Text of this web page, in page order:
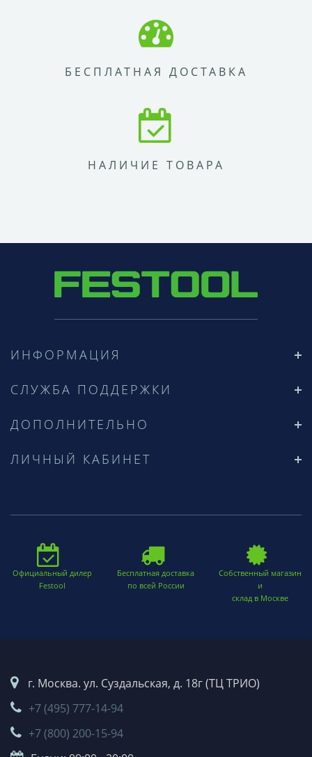
БЕСПЛАТНАЯ ДОСТАВКА
НАЛИЧИЕ ТОВАРА
ИНФОРМАЦИЯ
СЛУЖБА ПОДДЕРЖКИ
ДОПОЛНИТЕЛЬНО
ЛИЧНЫЙ КАБИНЕТ
Официальный дилер
Festool
Бесплатная доставка
по всей России
Собственный магазин
и
склад в Москве
г. Москва. ул. Суздальская, д. 18г (ТЦ ТРИО)
+7 (495) 777-14-94
+7 (800) 200-15-94